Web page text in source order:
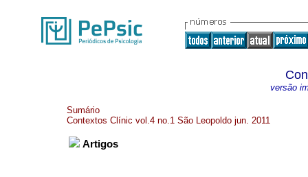
versão
Sumário
Contextos Clínic vol.4 no.1 São Leopoldo jun. 2011
Artigos